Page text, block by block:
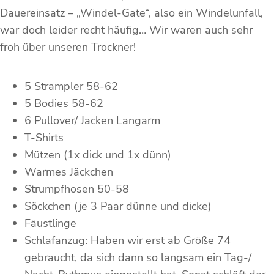
Dauereinsatz – „Windel-Gate“, also ein Windelunfall,
war doch leider recht häufig… Wir waren auch sehr
froh über unseren Trockner!
5 Strampler 58-62
5 Bodies 58-62
6 Pullover/ Jacken Langarm
T-Shirts
Mützen (1x dick und 1x dünn)
Warmes Jäckchen
Strumpfhosen 50-58
Söckchen (je 3 Paar dünne und dicke)
Fäustlinge
Schlafanzug: Haben wir erst ab Größe 74
gebraucht, da sich dann so langsam ein Tag-/